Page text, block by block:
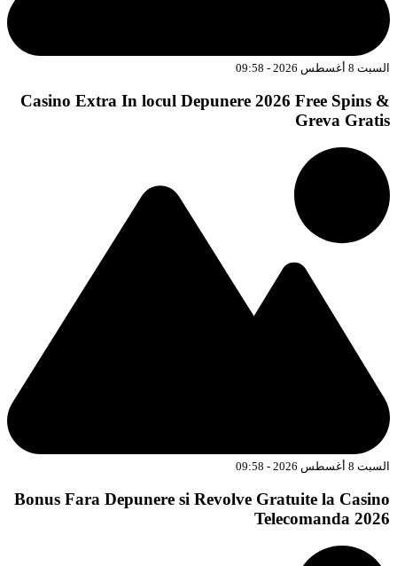
السبت 8 أغسطس 2026 - 09:58
Casino Extra In locul Depunere 2026 Free Spins &
Greva Gratis
السبت 8 أغسطس 2026 - 09:58
Bonus Fara Depunere si Revolve Gratuite la Casino
Telecomanda 2026